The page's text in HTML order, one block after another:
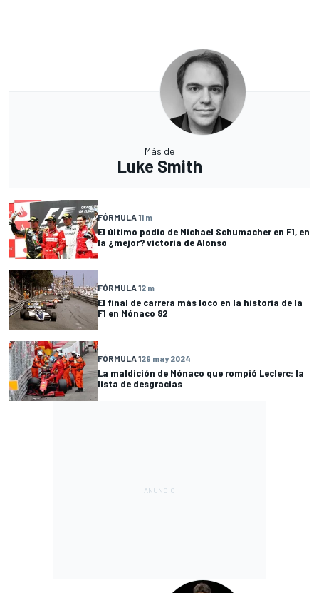
Más de
Luke Smith
FÓRMULA 11 m
El último podio de Michael Schumacher en F1, en
la ¿mejor? victoria de Alonso
FÓRMULA 12 m
El final de carrera más loco en la historia de la
F1 en Mónaco 82
FÓRMULA 129 may 2024
La maldición de Mónaco que rompió Leclerc: la
lista de desgracias